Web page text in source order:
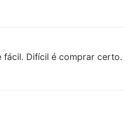
fácil. Difícil é comprar certo.